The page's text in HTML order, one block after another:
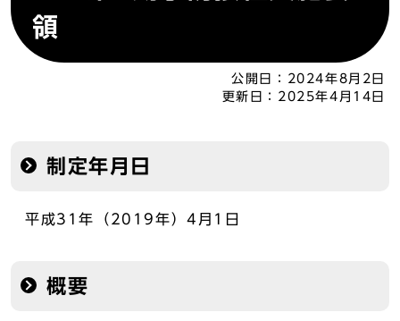
領
公開日：
2024年8月2日
更新日： 2025年4月14日
制定年月日
平成31年（2019年）4月1日
概要